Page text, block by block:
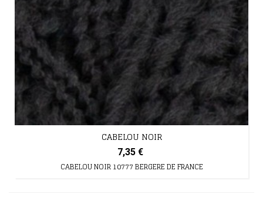
CABELOU NOIR
7,35 €
CABELOU NOIR 10777 BERGERE DE FRANCE